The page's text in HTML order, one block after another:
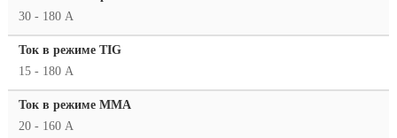
30 - 180 А
Ток в режиме TIG
15 - 180 А
Ток в режиме ММА
20 - 160 А